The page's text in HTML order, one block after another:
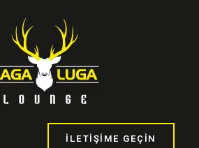
İLETIŞIME GEÇIN